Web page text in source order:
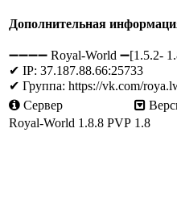
Дополнительная
➖➖➖➖ Royal-World ➖[1.5.2-
✔ IP: 37.187.88.66:25733
✔ Группа: https://vk.com/
Сервер
Royal-World 1.8.8 PVP 1.8